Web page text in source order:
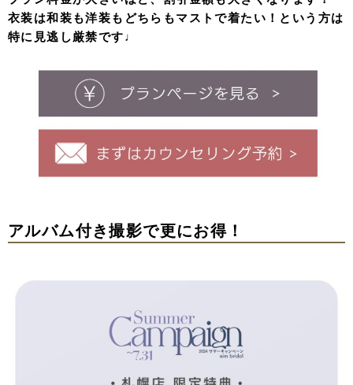
衣装は和装も洋装もどちらもマストで着たい！という方は
特に見逃し厳禁です♩
アルバム付き撮影で更にお得！